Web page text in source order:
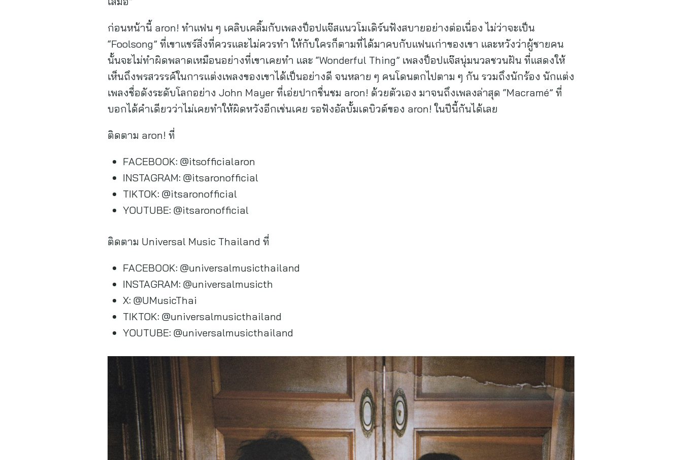
ก่อนหน้านี้ aron! ทำแฟน ๆ เคลิบเคลิ้มกับเพลงป็อปแจ๊สแนวโมเดิร์นฟังสบายอย่างต่อเนื่อง ไม่ว่าจะเป็น
“Foolsong” ที่เขาแชร์สิ่งที่ควรและไม่ควรทำ ให้กับใครก็ตามที่ได้มาคบกับแฟนเก่าของเขา และหวังว่าผู้ชายคน
นั้นจะไม่ทำผิดพลาดเหมือนอย่างที่เขาเคยทำ และ “Wonderful Thing” เพลงป็อปแจ๊สนุ่มนวลชวนฝัน ที่แสดงให้
เห็นถึงพรสวรรค์ในการแต่งเพลงของเขาได้เป็นอย่างดี จนหลาย ๆ คนโดนตกไปตาม ๆ กัน รวมถึงนักร้อง นักแต่ง
เพลงชื่อดังระดับโลกอย่าง John Mayer ที่เอ่ยปากชื่นชม aron! ด้วยตัวเอง มาจนถึงเพลงล่าสุด “Macramé” ที่
บอกได้คำเดียวว่าไม่เคยทำให้ผิดหวังอีกเช่นเคย รอฟังอัลบั้มเดบิวต์ของ aron! ในปีนี้กันได้เลย
ติดตาม aron! ที่
FACEBOOK: @itsofficialaron
INSTAGRAM: @itsaronofficial
TIKTOK: @itsaronofficial
YOUTUBE: @itsaronofficial
ติดตาม Universal Music Thailand ที่
FACEBOOK: @universalmusicthailand
INSTAGRAM: @universalmusicth
X: @UMusicThai
TIKTOK: @universalmusicthailand
YOUTUBE: @universalmusicthailand